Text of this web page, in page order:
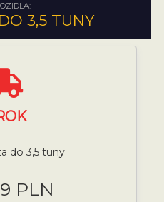
3,5 TUNY
do 3,5 tuny
PLN